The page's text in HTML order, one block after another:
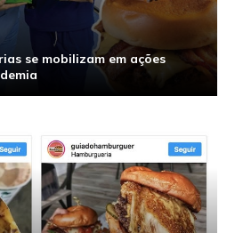
se mobilizam em ações